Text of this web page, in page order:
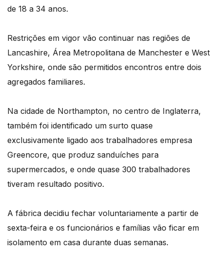
de 18 a 34 anos.
Restrições em vigor vão continuar nas regiões de
Lancashire, Área Metropolitana de Manchester e West
Yorkshire, onde são permitidos encontros entre dois
agregados familiares.
Na cidade de Northampton, no centro de Inglaterra,
também foi identificado um surto quase
exclusivamente ligado aos trabalhadores empresa
Greencore, que produz sanduíches para
supermercados, e onde quase 300 trabalhadores
tiveram resultado positivo.
A fábrica decidiu fechar voluntariamente a partir de
sexta-feira e os funcionários e famílias vão ficar em
isolamento em casa durante duas semanas.